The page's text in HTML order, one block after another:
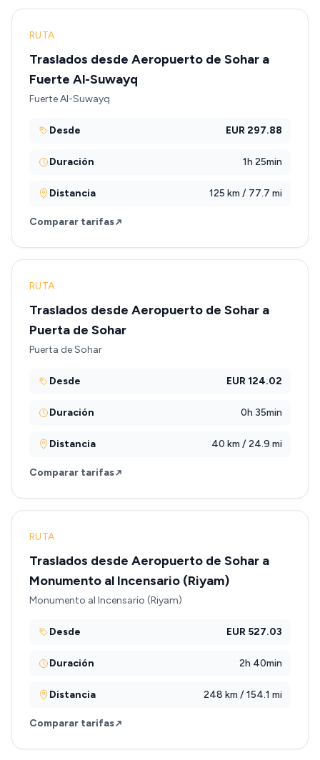
RUTA
Traslados desde Aeropuerto de Sohar a
Fuerte Al-Suwayq
Fuerte Al-Suwayq
Desde EUR 297.88
Duración 1h 25min
Distancia 125 km / 77.7 mi
Comparar tarifas
RUTA
Traslados desde Aeropuerto de Sohar a
Puerta de Sohar
Puerta de Sohar
Desde EUR 124.02
Duración 0h 35min
Distancia 40 km / 24.9 mi
Comparar tarifas
RUTA
Traslados desde Aeropuerto de Sohar a
Monumento al Incensario (Riyam)
Monumento al Incensario (Riyam)
Desde EUR 527.03
Duración 2h 40min
Distancia 248 km / 154.1 mi
Comparar tarifas